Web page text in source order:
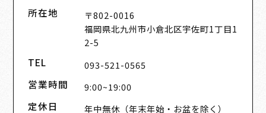
所在地
〒802-0016
福岡県北九州市小倉北区宇佐町1丁目1
2-5
TEL 093-521-0565
営業時間 9:00~19:00
定休日 年中無休（年末年始・お盆を除く）